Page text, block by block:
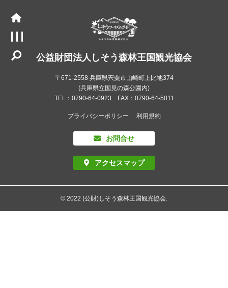
公益財団法人しそう森林王国観光協会
〒671-2558 兵庫県宍粟市山崎町上比地374
(兵庫県立国見の森公園内)
TEL：0790-64-0923 FAX：0790-64-5011
プライバシーポリシー 利用規約
お問合せ
アクセスマップ
© 2022 (公財)しそう森林王国観光協会.